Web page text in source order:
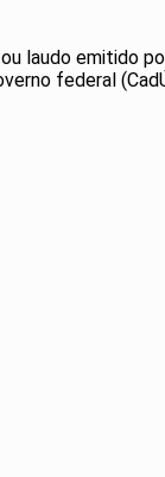
laudo emitido
federal